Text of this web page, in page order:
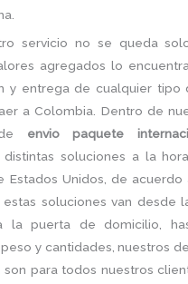
servicio no se queda
agregados lo
y entrega de cualquier tipo
a Colombia. Dentro de
envio paquete
distintas soluciones a la
Estados Unidos, de acuerdo
estas soluciones van desde
la puerta de domicilio,
y cantidades, nuestros
son para todos nuestros